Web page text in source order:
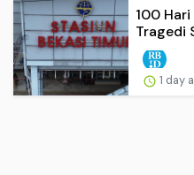
100
Tragedi
1 day